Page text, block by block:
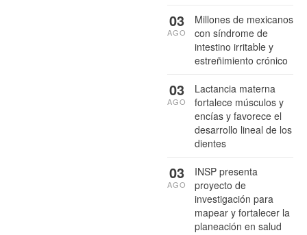
Millones de mexicanos
con síndrome de
intestino irritable y
estreñimiento crónico
03
AGO
Lactancia materna
fortalece músculos y
encías y favorece el
desarrollo lineal de los
dientes
03
AGO
INSP presenta
proyecto de
investigación para
mapear y fortalecer la
planeación en salud
03
AGO